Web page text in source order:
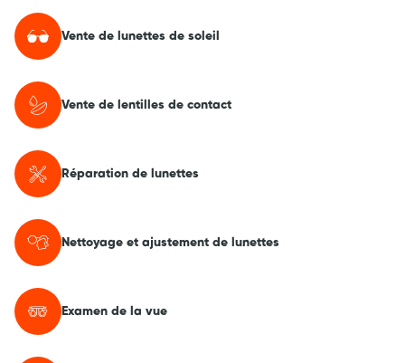
Vente de lunettes de soleil
Vente de lentilles de contact
Réparation de lunettes
Nettoyage et ajustement de lunettes
Examen de la vue